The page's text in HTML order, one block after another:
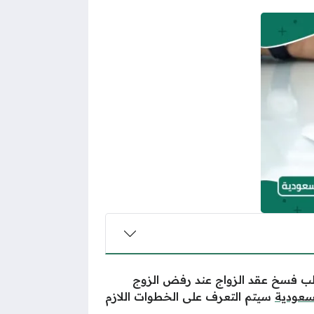
فسخ عقد الزواج عند رفض الزوج
سيتم التعرف على الخطوات اللازم